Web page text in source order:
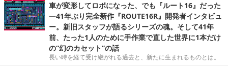
車が変形してロボになった、でも『ルート16』だった
―41年ぶり完全新作『ROUTE16R』開発者インタビュ
ー。新旧スタッフが語るシリーズの魂。そして41年
前、たった1人のために手作業で直した世界に1本だけ
の“幻のカセット”の話
長い時を経て受け継がれる過去と、新たに生まれるものとは。